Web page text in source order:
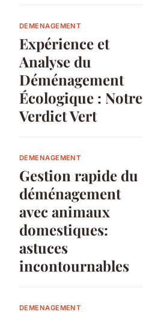
DEMENAGEMENT
Expérience et
Analyse du
Déménagement
Écologique : Notre
Verdict Vert
DEMENAGEMENT
Gestion rapide du
déménagement
avec animaux
domestiques:
astuces
incontournables
DEMENAGEMENT